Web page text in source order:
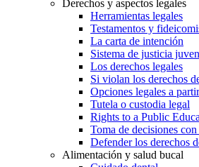
Derechos y aspectos legales
Herramientas legales
Testamentos y
La carta de intención
Sistema de justicia
Los derechos legales
Si violan los derechos
Opciones legales a
Tutela o custodia legal
Rights to a Public
Toma de decisiones
Defender los derechos
Alimentación y salud bucal